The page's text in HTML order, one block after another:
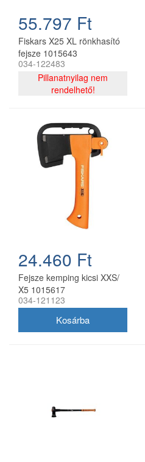
55.797 Ft
Fiskars X25 XL rönkhasító
fejsze 1015643
034-122483
Pillanatnyilag nem
rendelhető!
24.460 Ft
Fejsze kemping kicsi XXS/
X5 1015617
034-121123